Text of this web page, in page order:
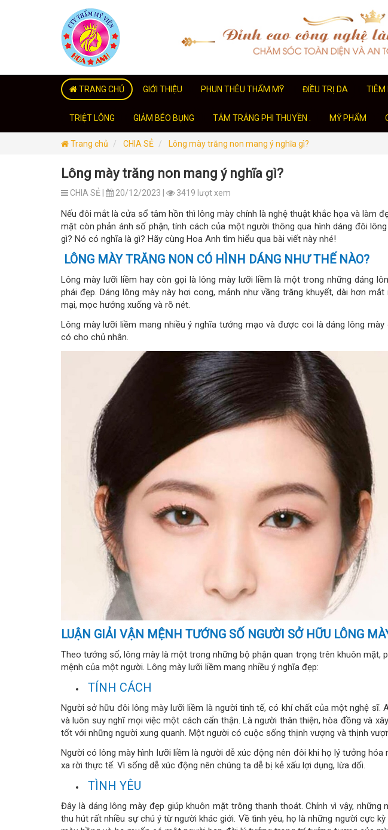
TRANG CHỦ GIỚI THIỆU PHUN THÊU THẨM MỸ ĐIỀU TRỊ DA TIÊM
TRIỆT LÔNG GIẢM BÉO BỤNG TẮM TRẮNG PHI THUYỀN . MỸ PHẨM
Trang chủ CHIA SẺ Lông mày trăng non mang ý nghĩa gì?
Lông mày trăng non mang ý nghĩa gì?
CHIA SẺ | 20/12/2023 | 3419 lượt xem
Nếu đôi mắt là cửa sổ tâm hồn thì lông mày chính là nghệ thuật khắc họa và làm
mặt còn phản ánh số phận, tính cách của một người thông qua hình dáng đôi
gì? Nó có nghĩa là gì? Hãy cùng Hoa Anh tìm hiểu qua bài viết này nhé!
LÔNG MÀY TRĂNG NON CÓ HÌNH DÁNG NHƯ THẾ NÀO?
Lông mày lưỡi liềm hay còn gọi là lông mày lưỡi liềm là một trong những dáng
phái đẹp. Dáng lông mày này hơi cong, mảnh như vầng trăng khuyết, dài hơn
mại, mọc hướng xuống và rõ nét.
Lông mày lưỡi liềm mang nhiều ý nghĩa tướng mạo và được coi là dáng lông mày
có cho chủ nhân.
LUẬN GIẢI VẬN MỆNH TƯỚNG SỐ NGƯỜI SỞ HỮU LÔNG
Theo tướng số, lông mày là một trong những bộ phận quan trọng trên khuôn mặt,
mệnh của một người. Lông mày lưỡi liềm mang nhiều ý nghĩa đẹp:
TÍNH CÁCH
Người sở hữu đôi lông mày lưỡi liềm là người tinh tế, có khí chất của một nghệ sĩ.
và luôn suy nghĩ mọi việc một cách cẩn thận. Là người thân thiện, hòa đồng và
tốt với những người xung quanh. Một người có cuộc sống thịnh vượng và thịnh
Người có lông mày hình lưỡi liềm là người dễ xúc động nên đôi khi họ lý tưởng hóa
xa rời thực tế. Vì sống dễ xúc động nên chúng ta dễ bị kẻ xấu lợi dụng, lừa dối.
TÌNH YÊU
Đây là dáng lông mày đẹp giúp khuôn mặt trông thanh thoát. Chính vì vậy, những
thu hút rất nhiều sự chú ý từ người khác giới. Về tình yêu, họ là những người cực